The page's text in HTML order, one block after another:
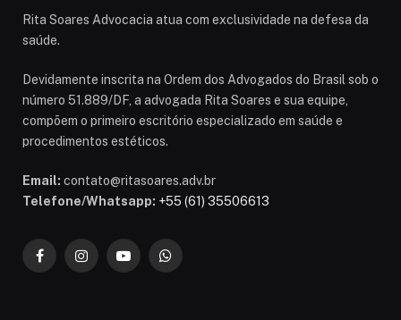
Rita Soares Advocacia atua com exclusividade na defesa da
saúde.
Devidamente inscrita na Ordem dos Advogados do Brasil sob o
número 51.889/DF, a advogada Rita Soares e sua equipe,
compõem o primeiro escritório especializado em saúde e
procedimentos estéticos.
Email: contato@ritasoares.adv.br
Telefone/Whatsapp: +55 (61) 35506613
FacebookInstagramYouTubeWhatsApp